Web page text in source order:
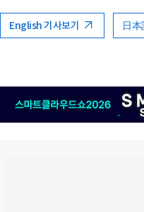
English 기사보기 日本